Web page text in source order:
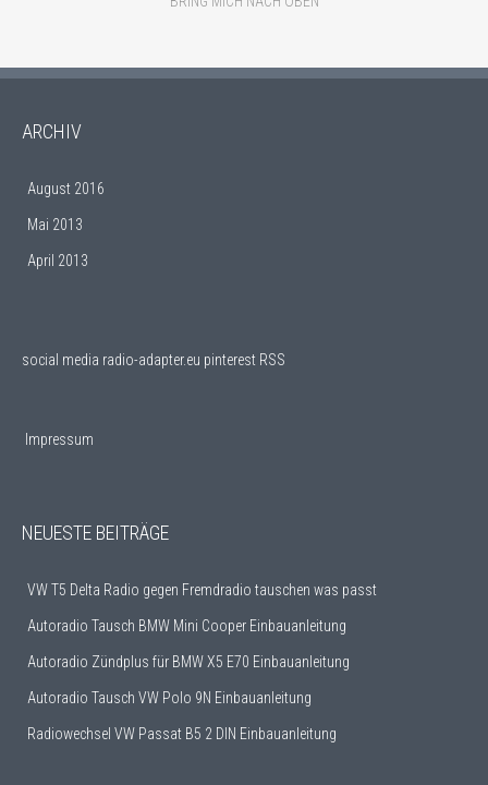
ARCHIV
August 2016
Mai 2013
April 2013
social media radio-adapter.eu pinterest RSS
Impressum
NEUESTE BEITRÄGE
VW T5 Delta Radio gegen Fremdradio tauschen was passt
Autoradio Tausch BMW Mini Cooper Einbauanleitung
Autoradio Zündplus für BMW X5 E70 Einbauanleitung
Autoradio Tausch VW Polo 9N Einbauanleitung
Radiowechsel VW Passat B5 2 DIN Einbauanleitung